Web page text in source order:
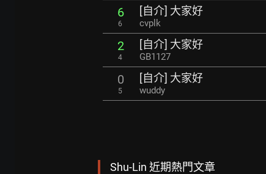
6
6
[自介] 大家好
cvplk
2
4
[自介] 大家好
GB1127
0
5
[自介] 大家好
wuddy
Shu-Lin 近期熱門文章